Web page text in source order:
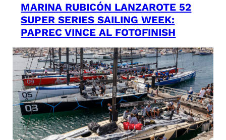
MARINA RUBICÓN LANZAROTE 52
SUPER SERIES SAILING WEEK:
PAPREC VINCE AL FOTOFINISH